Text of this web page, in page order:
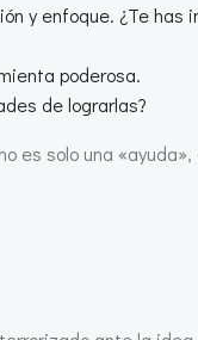
y enfoque. ¿Te
poderosa.
de lograrlas?
solo una